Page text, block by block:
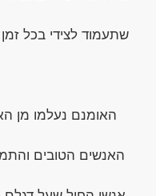
שתעמוד לצידי בכל
האומנם נעלמו מן
האנשים הטובים